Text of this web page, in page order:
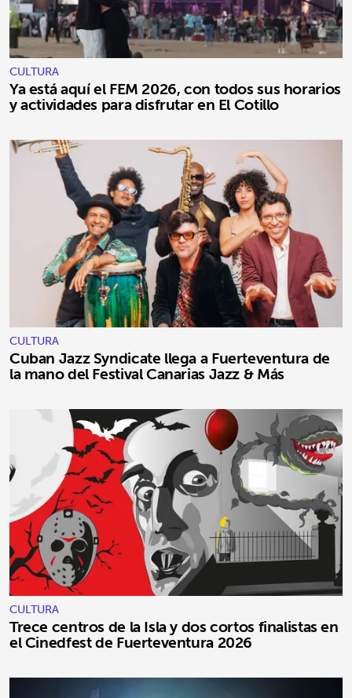
CULTURA
Ya está aquí el FEM 2026, con todos sus horarios
y actividades para disfrutar en El Cotillo
CULTURA
Cuban Jazz Syndicate llega a Fuerteventura de
la mano del Festival Canarias Jazz & Más
CULTURA
Trece centros de la Isla y dos cortos finalistas en
el Cinedfest de Fuerteventura 2026